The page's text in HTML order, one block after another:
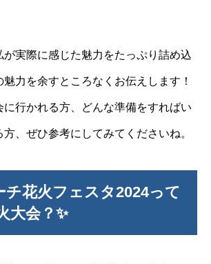
が実際に感じた魅力をたっぷり詰め込
力を余すところなくお伝えします！
に行かれる方、どんな準備をすればい
、ぜひ参考にしてみてくださいね。
チ花火フェスタ2024って
大会？✨